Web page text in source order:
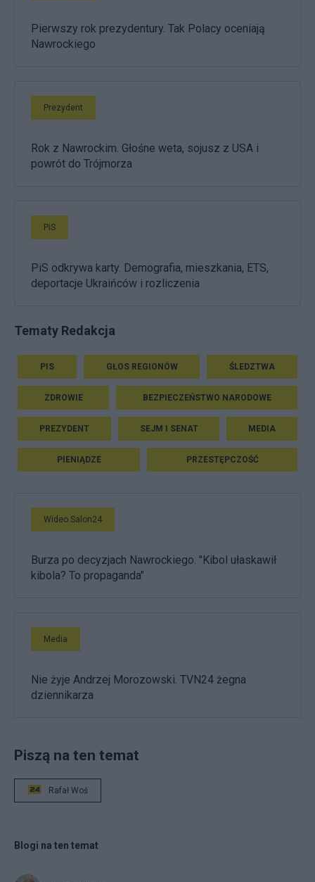
Pierwszy rok prezydentury. Tak Polacy oceniają
Nawrockiego
Prezydent
Rok z Nawrockim. Głośne weta, sojusz z USA i
powrót do Trójmorza
PiS
PiS odkrywa karty. Demografia, mieszkania, ETS,
deportacje Ukraińców i rozliczenia
Tematy Redakcja
PIS GŁOS REGIONÓW ŚLEDZTWA
ZDROWIE BEZPIECZEŃSTWO NARODOWE
PREZYDENT SEJM I SENAT MEDIA
PIENIĄDZE PRZESTĘPCZOŚĆ
Wideo Salon24
Burza po decyzjach Nawrockiego. "Kibol ułaskawił
kibola? To propaganda"
Media
Nie żyje Andrzej Morozowski. TVN24 żegna
dziennikarza
Piszą na ten temat
Rafał Woś
Blogi na ten temat